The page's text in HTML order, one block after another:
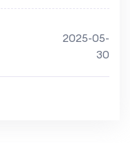
2025-05-
30